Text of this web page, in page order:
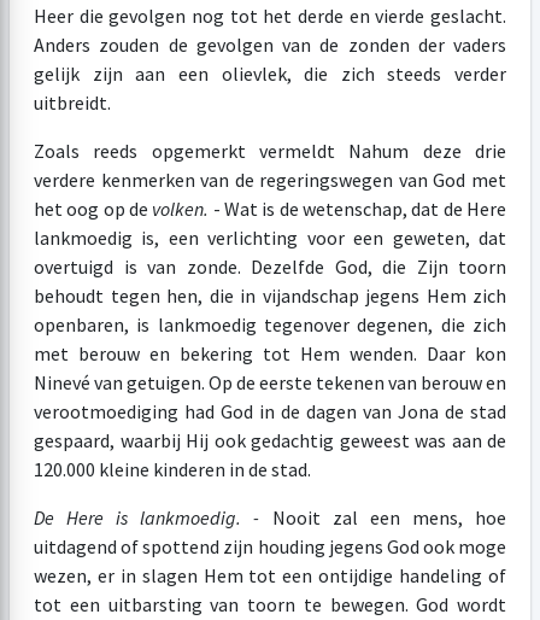
Heer die gevolgen nog tot het derde en vierde geslacht.
Anders zouden de gevolgen van de zonden der vaders
gelijk zijn aan een olievlek, die zich steeds verder
uitbreidt.
Zoals reeds opgemerkt vermeldt Nahum deze drie
verdere kenmerken van de regeringswegen van God met
het oog op de volken. - Wat is de wetenschap, dat de Here
lankmoedig is, een verlichting voor een geweten, dat
overtuigd is van zonde. Dezelfde God, die Zijn toorn
behoudt tegen hen, die in vijandschap jegens Hem zich
openbaren, is lankmoedig tegenover degenen, die zich
met berouw en bekering tot Hem wenden. Daar kon
Ninevé van getuigen. Op de eerste tekenen van berouw en
verootmoediging had God in de dagen van Jona de stad
gespaard, waarbij Hij ook gedachtig geweest was aan de
120.000 kleine kinderen in de stad.
De Here is lankmoedig. - Nooit zal een mens, hoe
uitdagend of spottend zijn houding jegens God ook moge
wezen, er in slagen Hem tot een ontijdige handeling of
tot een uitbarsting van toorn te bewegen. God wordt